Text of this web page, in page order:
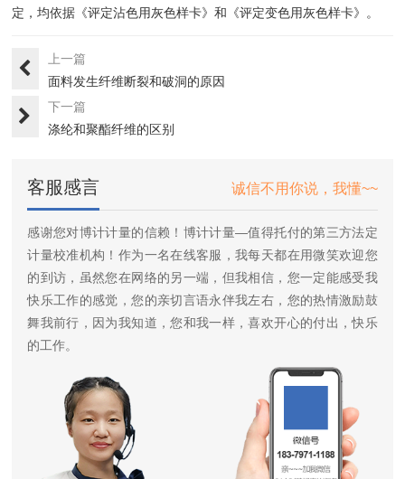
定，均依据《评定沾色用灰色样卡》和《评定变色用灰色样卡》。
上一篇
面料发生纤维断裂和破洞的原因
下一篇
涤纶和聚酯纤维的区别
客服感言 诚信不用你说，我懂~~
感谢您对博计计量的信赖！博计计量—值得托付的第三方法定
计量校准机构！作为一名在线客服，我每天都在用微笑欢迎您
的到访，虽然您在网络的另一端，但我相信，您一定能感受我
快乐工作的感觉，您的亲切言语永伴我左右，您的热情激励鼓
舞我前行，因为我知道，您和我一样，喜欢开心的付出，快乐
的工作。